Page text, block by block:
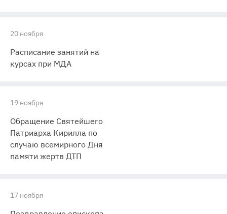
20 ноября
Расписание занятий на
курсах при МДА
19 ноября
Обращение Святейшего
Патриарха Кирилла по
случаю всемирного Дня
памяти жертв ДТП
17 ноября